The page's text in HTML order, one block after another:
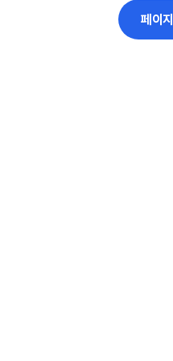
페이